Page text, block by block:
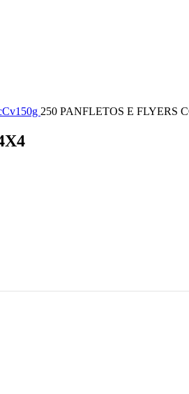
250 PANFLETOS E FLYERS